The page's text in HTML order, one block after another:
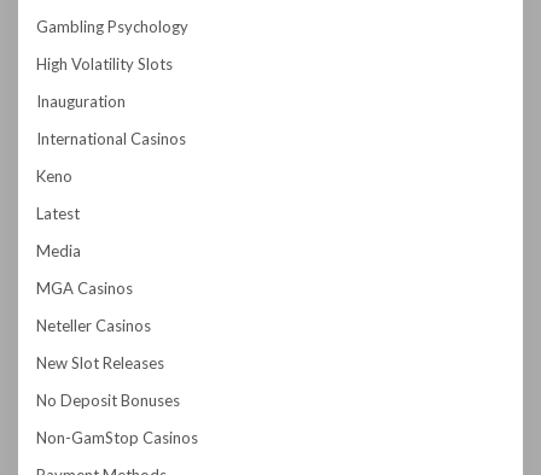
Gambling Psychology
High Volatility Slots
Inauguration
International Casinos
Keno
Latest
Media
MGA Casinos
Neteller Casinos
New Slot Releases
No Deposit Bonuses
Non-GamStop Casinos